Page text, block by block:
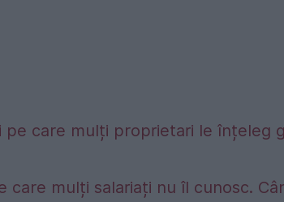
pe care mulți proprietari le înțeleg
care mulți salariați nu îl cunosc.